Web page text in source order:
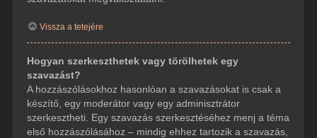
Vissza a tetejére
Hogyan szerkeszthetek vagy törölhetek egy
szavazást?
A hozzászólásokhoz hasonlóan a szavazásokat is csak a
készítő, egy moderátor vagy egy adminisztrátor
szerkesztheti. Egy szavazás szerkesztéséhez menj a téma
első hozzászólásához – mindig ehhez tartozik a szavazás,